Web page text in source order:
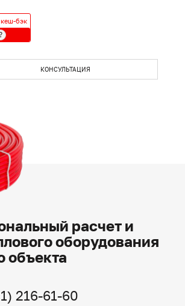
бэк
КОНСУЛЬТАЦИЯ
расчет и
оборудования
объекта
216-61-60